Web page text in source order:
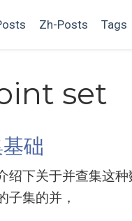
Zh-Posts Tags
set
础
绍下关于并查集这
子集的并，